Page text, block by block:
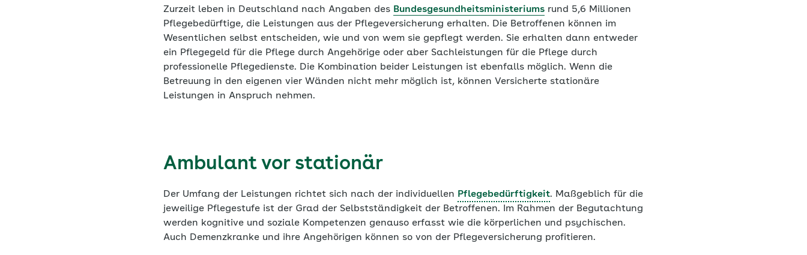
Zurzeit leben in Deutschland nach Angaben des Bundesgesundheitsministeriums rund 5,6 Millionen
Pflegebedürftige, die Leistungen aus der Pflegeversicherung erhalten. Die Betroffenen können im
Wesentlichen selbst entscheiden, wie und von wem sie gepflegt werden. Sie erhalten dann entweder
ein Pflegegeld für die Pflege durch Angehörige oder aber Sachleistungen für die Pflege durch
professionelle Pflegedienste. Die Kombination beider Leistungen ist ebenfalls möglich. Wenn die
Betreuung in den eigenen vier Wänden nicht mehr möglich ist, können Versicherte stationäre
Leistungen in Anspruch nehmen.
Ambulant vor stationär
Der Umfang der Leistungen richtet sich nach der individuellen Pflegebedürftigkeit. Maßgeblich für die
jeweilige Pflegestufe ist der Grad der Selbstständigkeit der Betroffenen. Im Rahmen der Begutachtung
werden kognitive und soziale Kompetenzen genauso erfasst wie die körperlichen und psychischen.
Auch Demenzkranke und ihre Angehörigen können so von der Pflegeversicherung profitieren.